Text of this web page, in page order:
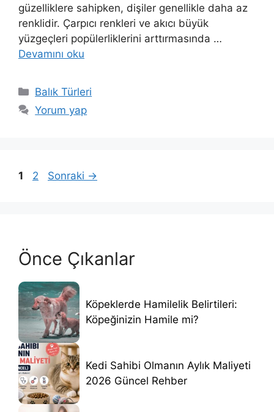
güzelliklere sahipken, dişiler genellikle daha az
renklidir. Çarpıcı renkleri ve akıcı büyük
yüzgeçleri popülerliklerini arttırmasında …
Devamını oku
Kategoriler
Balık Türleri
Yorum yap
Sayfa
1 Sayfa
2 Sonraki →
Önce Çıkanlar
Köpeklerde Hamilelik Belirtileri:
Köpeğinizin Hamile mi?
Kedi Sahibi Olmanın Aylık Maliyeti
2026 Güncel Rehber